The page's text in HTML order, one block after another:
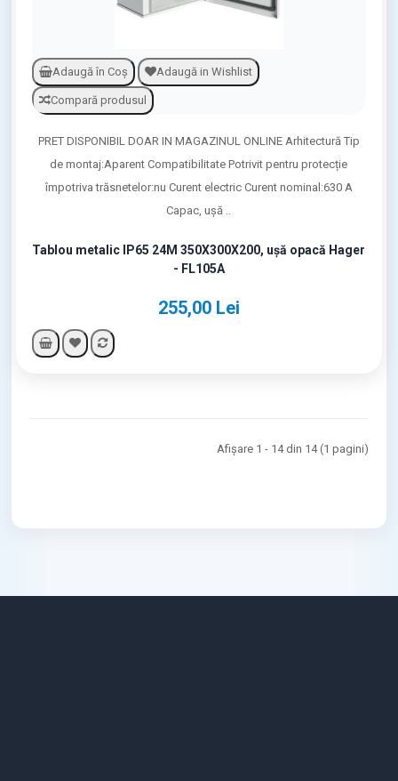
Adaugă în Coş Adaugă in Wishlist
Compară produsul
Tablou metalic IP65 24M 350X300X200, ușă opacă Hager
- FL105A
255,00 Lei
PRET DISPONIBIL DOAR IN MAGAZINUL ONLINE Arhitectură Tip
de montaj:Aparent Compatibilitate Potrivit pentru protecție
împotriva trăsnetelor:nu Curent electric Curent nominal:630 A
Capac, ușă ..
Afişare 1 - 14 din 14 (1 pagini)